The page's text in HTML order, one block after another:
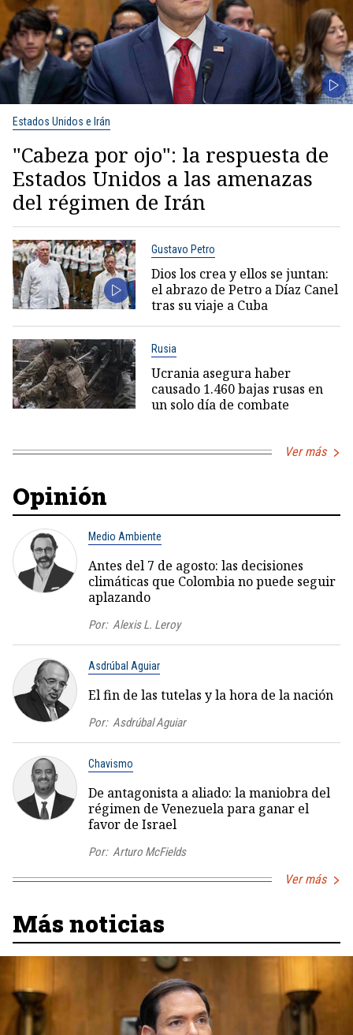
Estados Unidos e Irán
"Cabeza por ojo": la respuesta de
Estados Unidos a las amenazas
del régimen de Irán
Gustavo Petro
Dios los crea y ellos se juntan:
el abrazo de Petro a Díaz Canel
tras su viaje a Cuba
Rusia
Ucrania asegura haber
causado 1.460 bajas rusas en
un solo día de combate
Ver más
Opinión
Medio Ambiente
Antes del 7 de agosto: las decisiones
climáticas que Colombia no puede seguir
aplazando
Por: Alexis L. Leroy
Asdrúbal Aguiar
El fin de las tutelas y la hora de la nación
Por: Asdrúbal Aguiar
Chavismo
De antagonista a aliado: la maniobra del
régimen de Venezuela para ganar el
favor de Israel
Por: Arturo McFields
Ver más
Más noticias